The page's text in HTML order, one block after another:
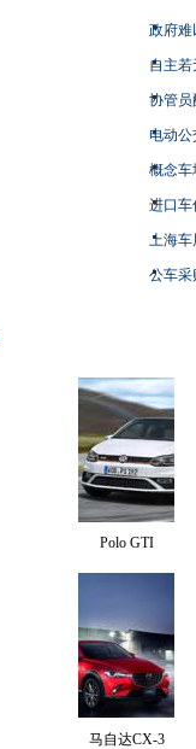
政府难
自主
协管员
电动
概念车
进口车
上海
公车采
Polo GTI
马自达CX-3